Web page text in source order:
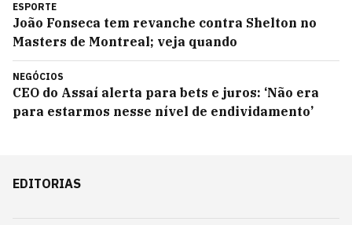
ESPORTE
João Fonseca tem revanche contra Shelton no
Masters de Montreal; veja quando
NEGÓCIOS
CEO do Assaí alerta para bets e juros: ‘Não era
para estarmos nesse nível de endividamento’
EDITORIAS